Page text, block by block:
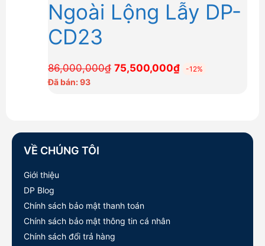
Ngoài Lộng Lẫy DP-
CD23
86,000,000₫ Giá
75,500,000₫Giá
-12%
Đã bán: 93
VỀ CHÚNG TÔI
Giới thiệu
DP Blog
Chính sách bảo mật thanh toán
Chính sách bảo mật thông tin cá nhân
Chính sách đổi trả hàng